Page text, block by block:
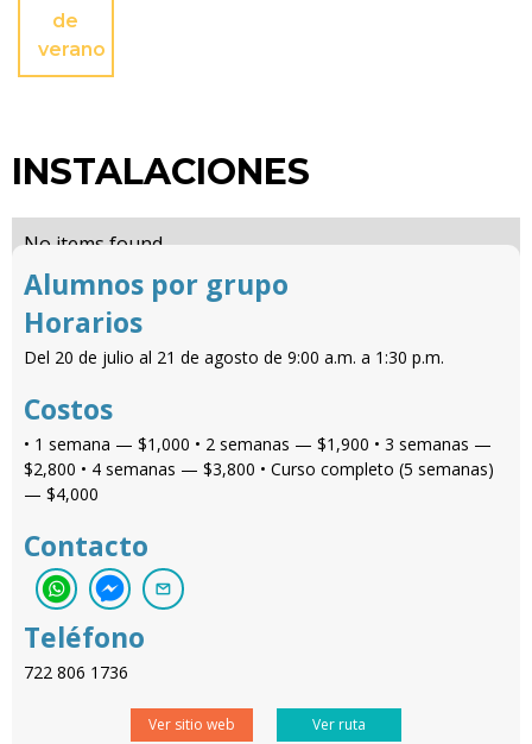
de
verano
INSTALACIONES
No items found.
Alumnos por grupo
Horarios
Del 20 de julio al 21 de agosto de 9:00 a.m. a 1:30 p.m.
Costos
• 1 semana — $1,000 • 2 semanas — $1,900 • 3 semanas —
$2,800 • 4 semanas — $3,800 • Curso completo (5 semanas)
— $4,000
Contacto
Teléfono
722 806 1736
Ver sitio web Ver ruta